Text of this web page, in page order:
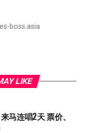
boss.asia
LIKE
马连唱2天 票价、